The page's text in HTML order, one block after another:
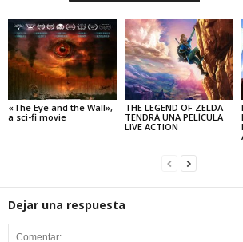
«The Eye and the Wall»,
a sci-fi movie
THE LEGEND OF ZELDA
TENDRÁ UNA PELÍCULA
LIVE ACTION
Dejar una respuesta